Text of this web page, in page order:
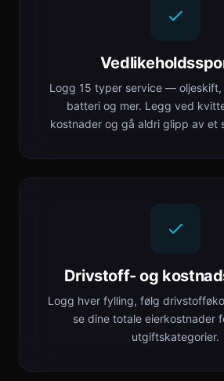
Logg 15 typer service — oljeskift,
batteri og mer. Legg ved
kostnader og gå aldri glipp av et
Drivstoff- og
Logg hver fylling, følg
se dine totale eierkostnader
utgiftskategorier.